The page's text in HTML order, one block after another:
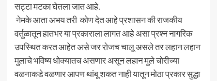
सट्टा मटका घेतला जात आहे.
नेमके आता अभय तरी कोण देत आहे प्रशासन की राजकीय
वर्तुळातून हातभर या प्रकाराला लागत आहे असा प्रश्न नागरिक
उपस्थित करत आहेत असे जर रोजच चालू असले तर लहान लहान
मुलाचे भविष्य धोक्यातच असणार असून लहान मुले चोरीच्या
वळनाकडे वळणार आपण थांबू शकत नाही यातून मोठा प्रकार सुद्धा